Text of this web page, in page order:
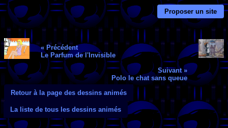
Proposer un site
« Précédent
Le Parfum de l'Invisible
Suivant »
Polo le chat sans queue
Retour à la page des dessins animés
La liste de tous les dessins animés